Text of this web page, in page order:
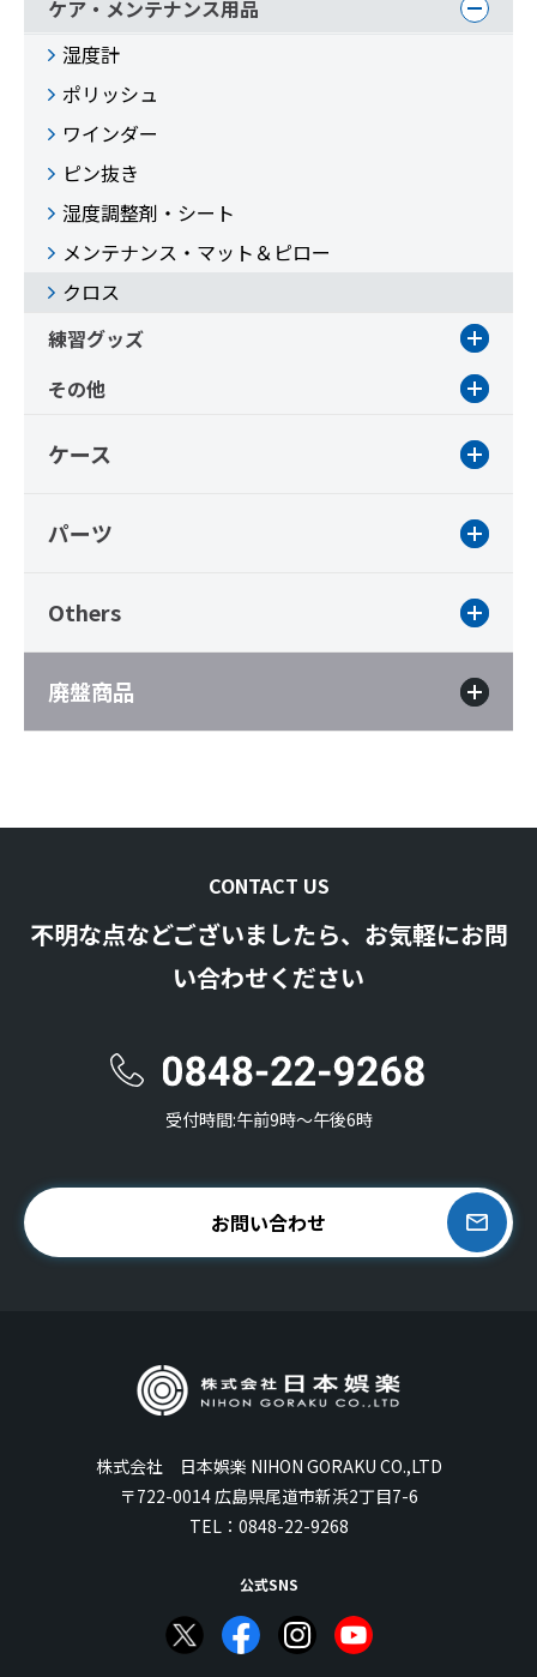
ケア・メンテナンス用品
湿度計
ポリッシュ
ワインダー
ピン抜き
湿度調整剤・シート
メンテナンス・マット＆ピロー
クロス
練習グッズ
その他
ケース
パーツ
Others
廃盤商品
CONTACT US
不明な点などございましたら、お気軽にお問
い合わせください
受付時間:午前9時〜午後6時
お問い合わせ
株式会社 日本娯楽 NIHON GORAKU CO.,LTD
〒722-0014 広島県尾道市新浜2丁目7-6
TEL： 0848-22-9268
公式SNS